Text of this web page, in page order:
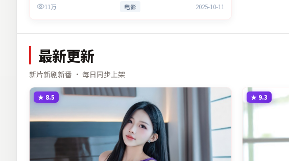
义…11万 电影 2025-10-11
最新更新
新片新剧新番 · 每日同步上架
★ 8.5 ★ 9.3